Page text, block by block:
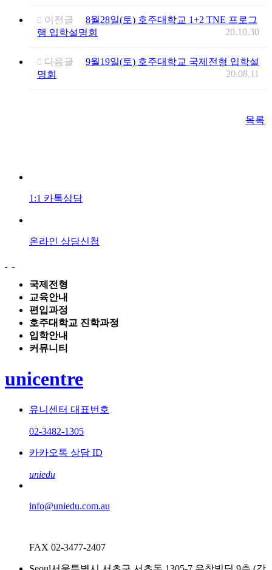
이전글
8월28일(토) 호주대학교 1+2 TNE 프로그
램 입학설명회
20.10.30
다음글
9월19일(토) 호주대학교 국제전형 입학설
명회
20.08.11
목록
1:1 카톡상담
온라인 상담신청
국제전형
교육안내
편입과정
호주대학교 진학과정
입학안내
커뮤니티
unicentre
유니센터 대표번호
02-3482-1305
카카오톡 상담 ID
uniedu
info@uniedu.com.au
FAX 02-3477-2407